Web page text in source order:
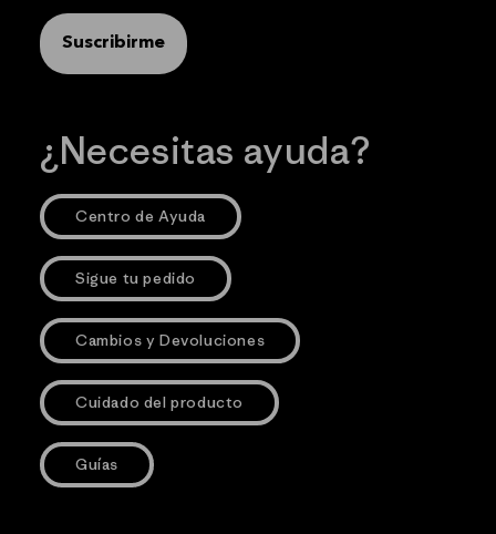
Suscribirme
¿Necesitas ayuda?
Centro de Ayuda
Sigue tu pedido
Cambios y Devoluciones
Cuidado del producto
Guías